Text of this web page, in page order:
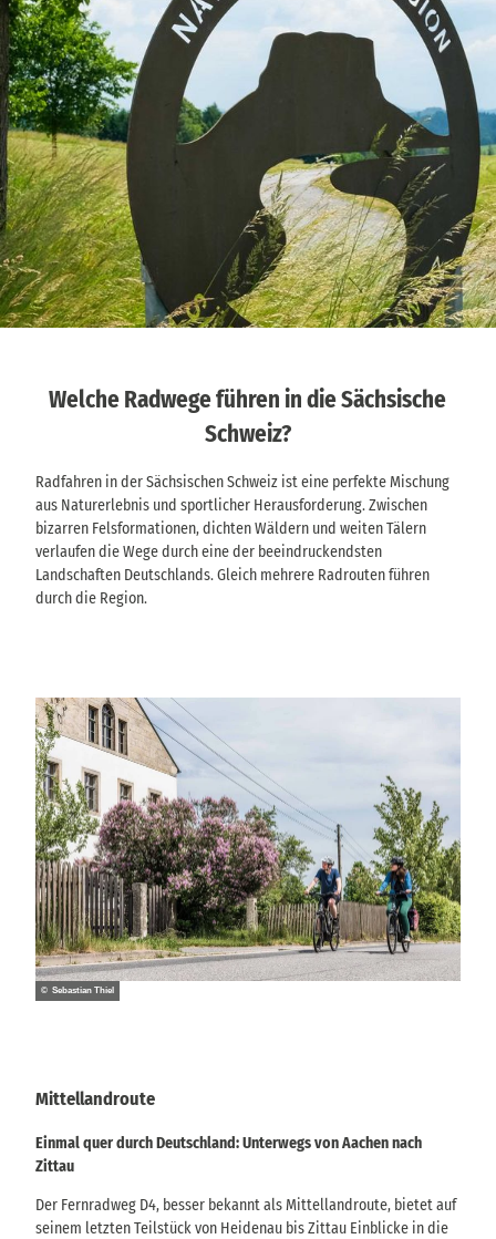
Welche Radwege führen in die Sächsische
Schweiz?
Radfahren in der Sächsischen Schweiz ist eine perfekte Mischung
aus Naturerlebnis und sportlicher Herausforderung. Zwischen
bizarren Felsformationen, dichten Wäldern und weiten Tälern
verlaufen die Wege durch eine der beeindruckendsten
Landschaften Deutschlands. Gleich mehrere Radrouten führen
durch die Region.
© Sebastian Thiel
Mittellandroute
Einmal quer durch Deutschland: Unterwegs von Aachen nach
Zittau
Der Fernradweg D4, besser bekannt als Mittellandroute, bietet auf
seinem letzten Teilstück von Heidenau bis Zittau Einblicke in die